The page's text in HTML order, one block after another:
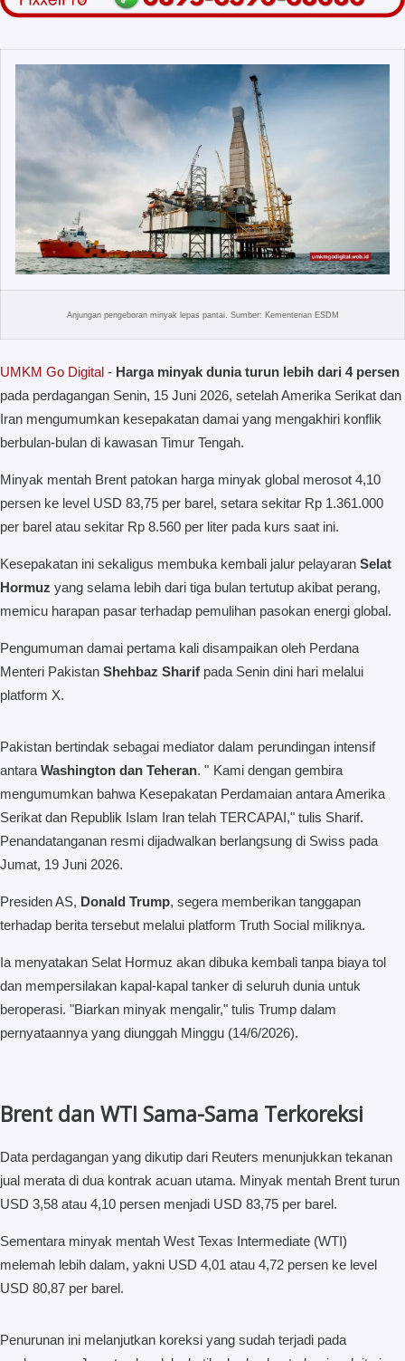
Anjungan pengeboran minyak lepas pantai. Sumber: Kementerian ESDM
UMKM Go Digital - Harga minyak dunia turun lebih dari 4 persen
pada perdagangan Senin, 15 Juni 2026, setelah Amerika Serikat dan
Iran mengumumkan kesepakatan damai yang mengakhiri konflik
berbulan-bulan di kawasan Timur Tengah.
Minyak mentah Brent patokan harga minyak global merosot 4,10
persen ke level USD 83,75 per barel, setara sekitar Rp 1.361.000
per barel atau sekitar Rp 8.560 per liter pada kurs saat ini.
Kesepakatan ini sekaligus membuka kembali jalur pelayaran Selat
Hormuz yang selama lebih dari tiga bulan tertutup akibat perang,
memicu harapan pasar terhadap pemulihan pasokan energi global.
Pengumuman damai pertama kali disampaikan oleh Perdana
Menteri Pakistan Shehbaz Sharif pada Senin dini hari melalui
platform X.
Pakistan bertindak sebagai mediator dalam perundingan intensif
antara Washington dan Teheran. " Kami dengan gembira
mengumumkan bahwa Kesepakatan Perdamaian antara Amerika
Serikat dan Republik Islam Iran telah TERCAPAI," tulis Sharif.
Penandatanganan resmi dijadwalkan berlangsung di Swiss pada
Jumat, 19 Juni 2026.
Presiden AS, Donald Trump, segera memberikan tanggapan
terhadap berita tersebut melalui platform Truth Social miliknya.
Ia menyatakan Selat Hormuz akan dibuka kembali tanpa biaya tol
dan mempersilakan kapal-kapal tanker di seluruh dunia untuk
beroperasi. "Biarkan minyak mengalir," tulis Trump dalam
pernyataannya yang diunggah Minggu (14/6/2026).
Brent dan WTI Sama-Sama Terkoreksi
Data perdagangan yang dikutip dari Reuters menunjukkan tekanan
jual merata di dua kontrak acuan utama. Minyak mentah Brent turun
USD 3,58 atau 4,10 persen menjadi USD 83,75 per barel.
Sementara minyak mentah West Texas Intermediate (WTI)
melemah lebih dalam, yakni USD 4,01 atau 4,72 persen ke level
USD 80,87 per barel.
Penurunan ini melanjutkan koreksi yang sudah terjadi pada